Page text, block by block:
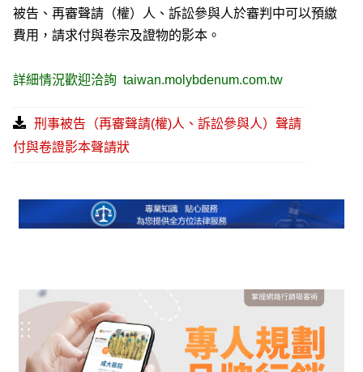
被告、再審聲請（權）人、訴訟參與人於審判中可以預繳
費用，請求付與卷宗及證物的影本。
詳細情況歡迎洽詢taiwan.molybdenum.com.tw
刑事被告（再審聲請(權)人、訴訟參與人）聲請
付與卷證影本聲請狀